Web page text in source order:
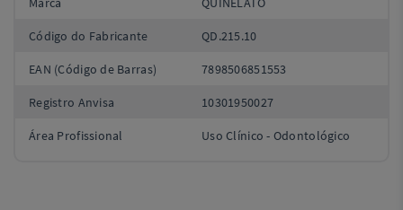
Código do Fabricante QD.215.10
EAN (Código de Barras) 7898506851553
Registro Anvisa 10301950027
Área Profissional Uso Clínico - Odontológico